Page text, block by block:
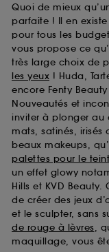
Quoi de mieux
parfaite ! Il en
pour tous les
vous propose ce
très large choix de
les yeux ! Huda,
encore Fenty
Nouveautés et
inviter à plonger
mats, satinés, irisés
beaux makeups,
palettes pour le teint
un effet glowy
Hills et KVD Beauty.
de créer des jeux
et le sculpter, sans
de rouge à lèvres,
maquillage, vous